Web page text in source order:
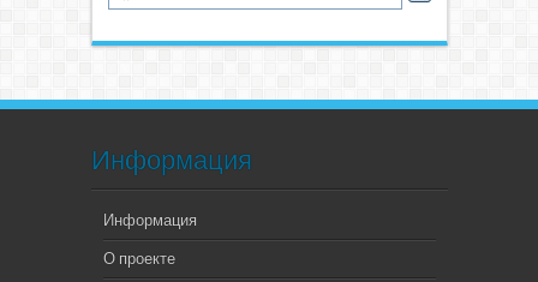
Информация
Информация
О проекте